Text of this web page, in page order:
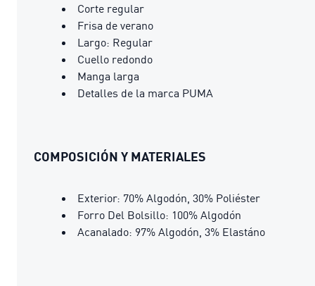
Corte regular
Frisa de verano
Largo: Regular
Cuello redondo
Manga larga
Detalles de la marca PUMA
COMPOSICIÓN Y MATERIALES
Exterior: 70% Algodón, 30% Poliéster
Forro Del Bolsillo: 100% Algodón
Acanalado: 97% Algodón, 3% Elastáno